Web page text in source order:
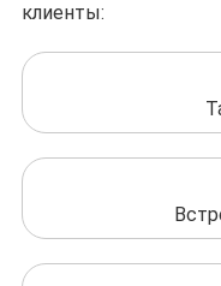
клиенты: